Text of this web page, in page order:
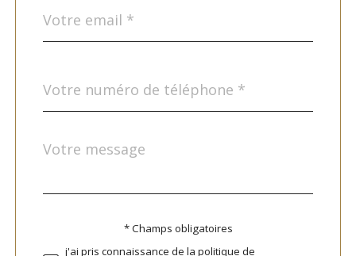
*
*
Fieldset
Message
Validation* Champs obligatoires
j'ai pris connaissance de la politique de